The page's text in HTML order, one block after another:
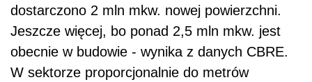
dostarczono 2 mln mkw. nowej powierzchni.
Jeszcze więcej, bo ponad 2,5 mln mkw. jest
obecnie w budowie - wynika z danych CBRE.
W sektorze proporcjonalnie do metrów